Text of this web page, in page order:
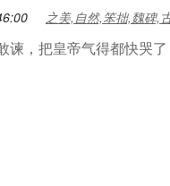
之美,自然,笨拙,魏碑,